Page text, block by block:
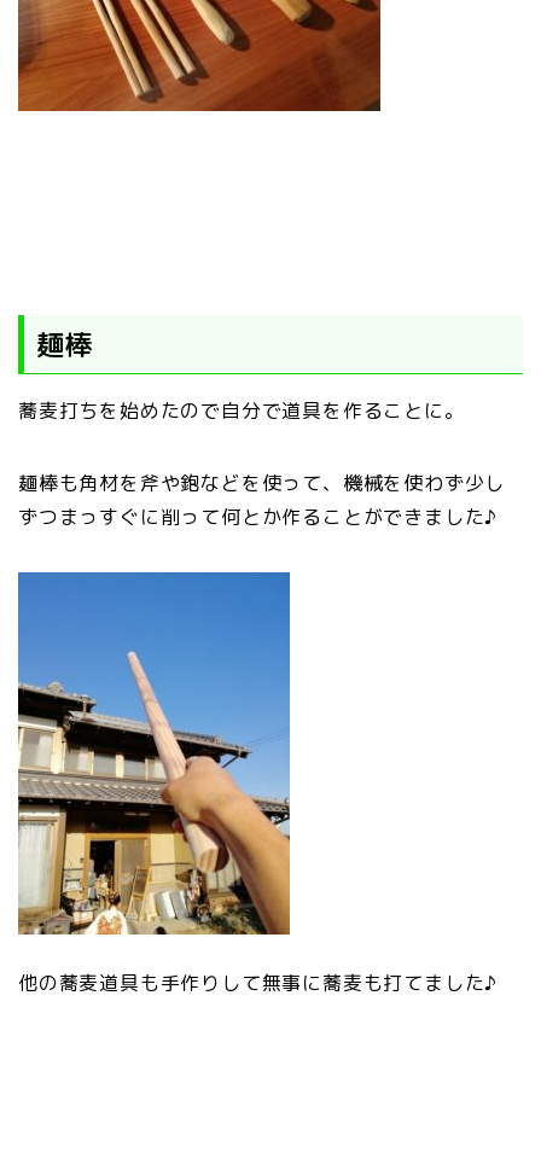
麺棒
蕎麦打ちを始めたので自分で道具を作ることに。
麺棒も角材を斧や鉋などを使って、機械を使わず少し
ずつまっすぐに削って何とか作ることができました♪
他の蕎麦道具も手作りして無事に蕎麦も打てました♪